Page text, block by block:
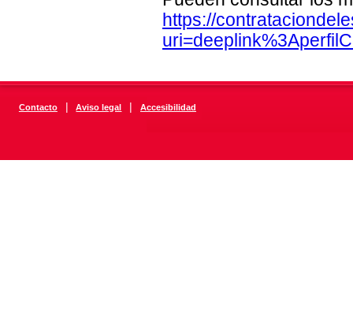
https://
Contacto | Aviso legal | Accesibilidad